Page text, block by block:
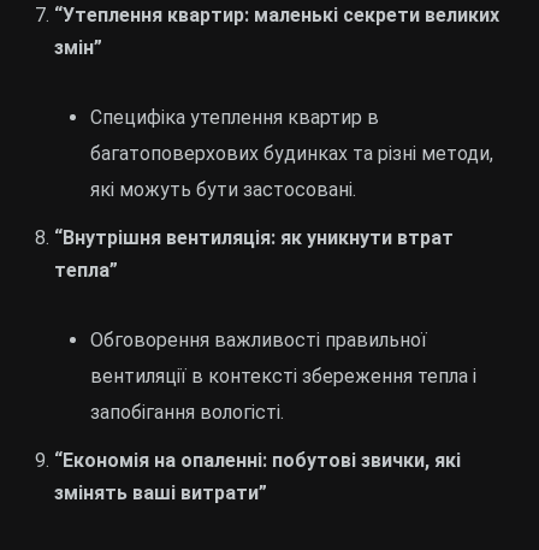
“Утеплення квартир: маленькі секрети великих
змін”
Специфіка утеплення квартир в
багатоповерхових будинках та різні методи,
які можуть бути застосовані.
“Внутрішня вентиляція: як уникнути втрат
тепла”
Обговорення важливості правильної
вентиляції в контексті збереження тепла і
запобігання вологісті.
“Економія на опаленні: побутові звички, які
змінять ваші витрати”